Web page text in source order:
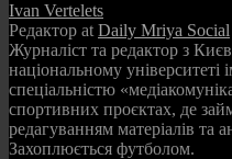
Ivan Vertelets
Редактор at Daily Mriya Social
Журналіст та редактор з
національному університеті
спеціальністю
спортивних проєктах, де
редагуванням матеріалів та
Захоплюється футболом.